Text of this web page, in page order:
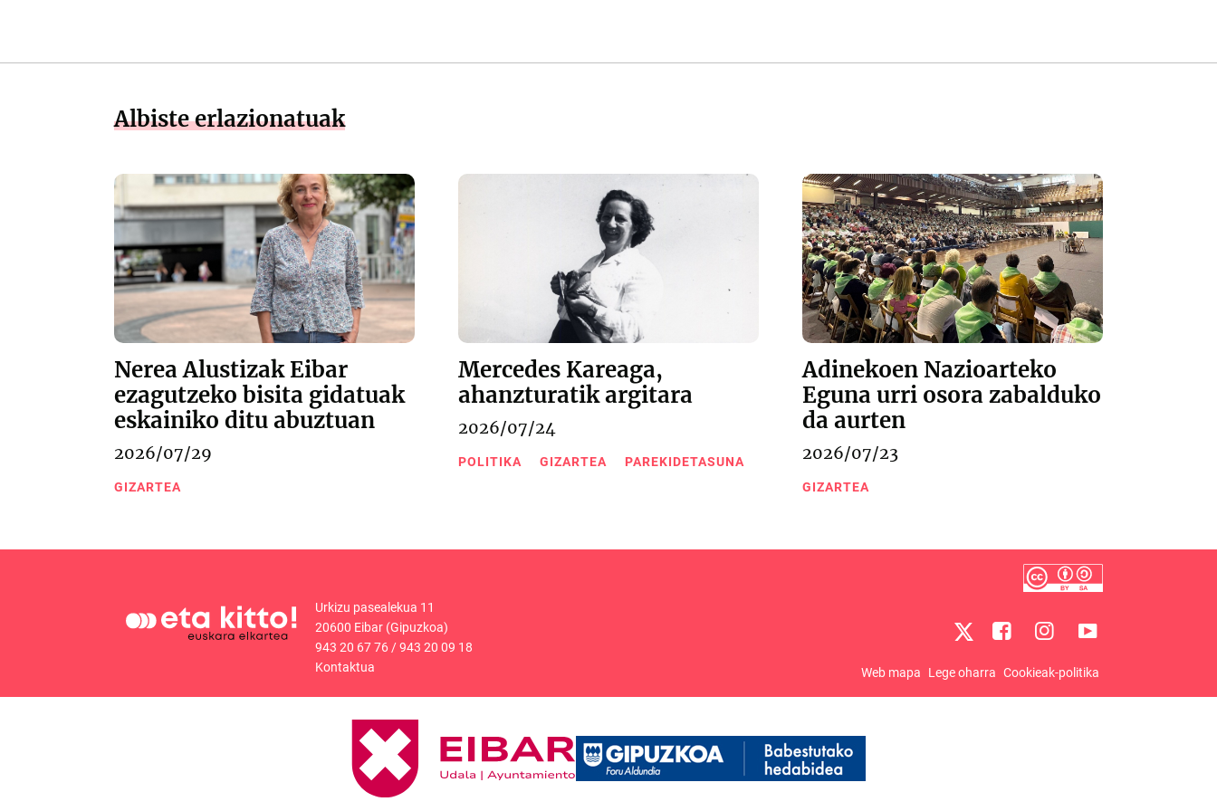
Albiste erlazionatuak
Nerea Alustizak Eibar
ezagutzeko bisita gidatuak
eskainiko ditu abuztuan
2026/07/29
GIZARTEA
Mercedes Kareaga,
ahanzturatik argitara
2026/07/24
POLITIKA GIZARTEA PAREKIDETASUNA
Adinekoen Nazioarteko
Eguna urri osora zabalduko
da aurten
2026/07/23
GIZARTEA
Urkizu pasealekua 11
20600 Eibar (Gipuzkoa)
943 20 67 76/943 20 09 18
Kontaktua
Web mapa Lege oharra Cookieak-politika